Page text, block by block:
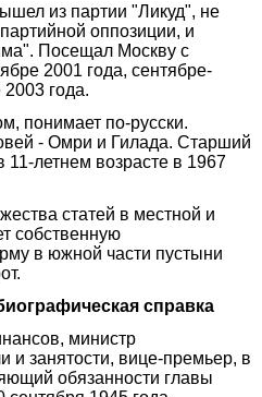
из партии "Ликуд", не
оппозиции, и
Посещал Москву с
2001 года, сентябре-
года.
понимает по-русски.
- Омри и Гилада. Старший
11-летнем возрасте в 1967
статей в местной и
собственную
в южной части пустыни
справка
министр
и занятости, вице-премьер, в
обязанности главы